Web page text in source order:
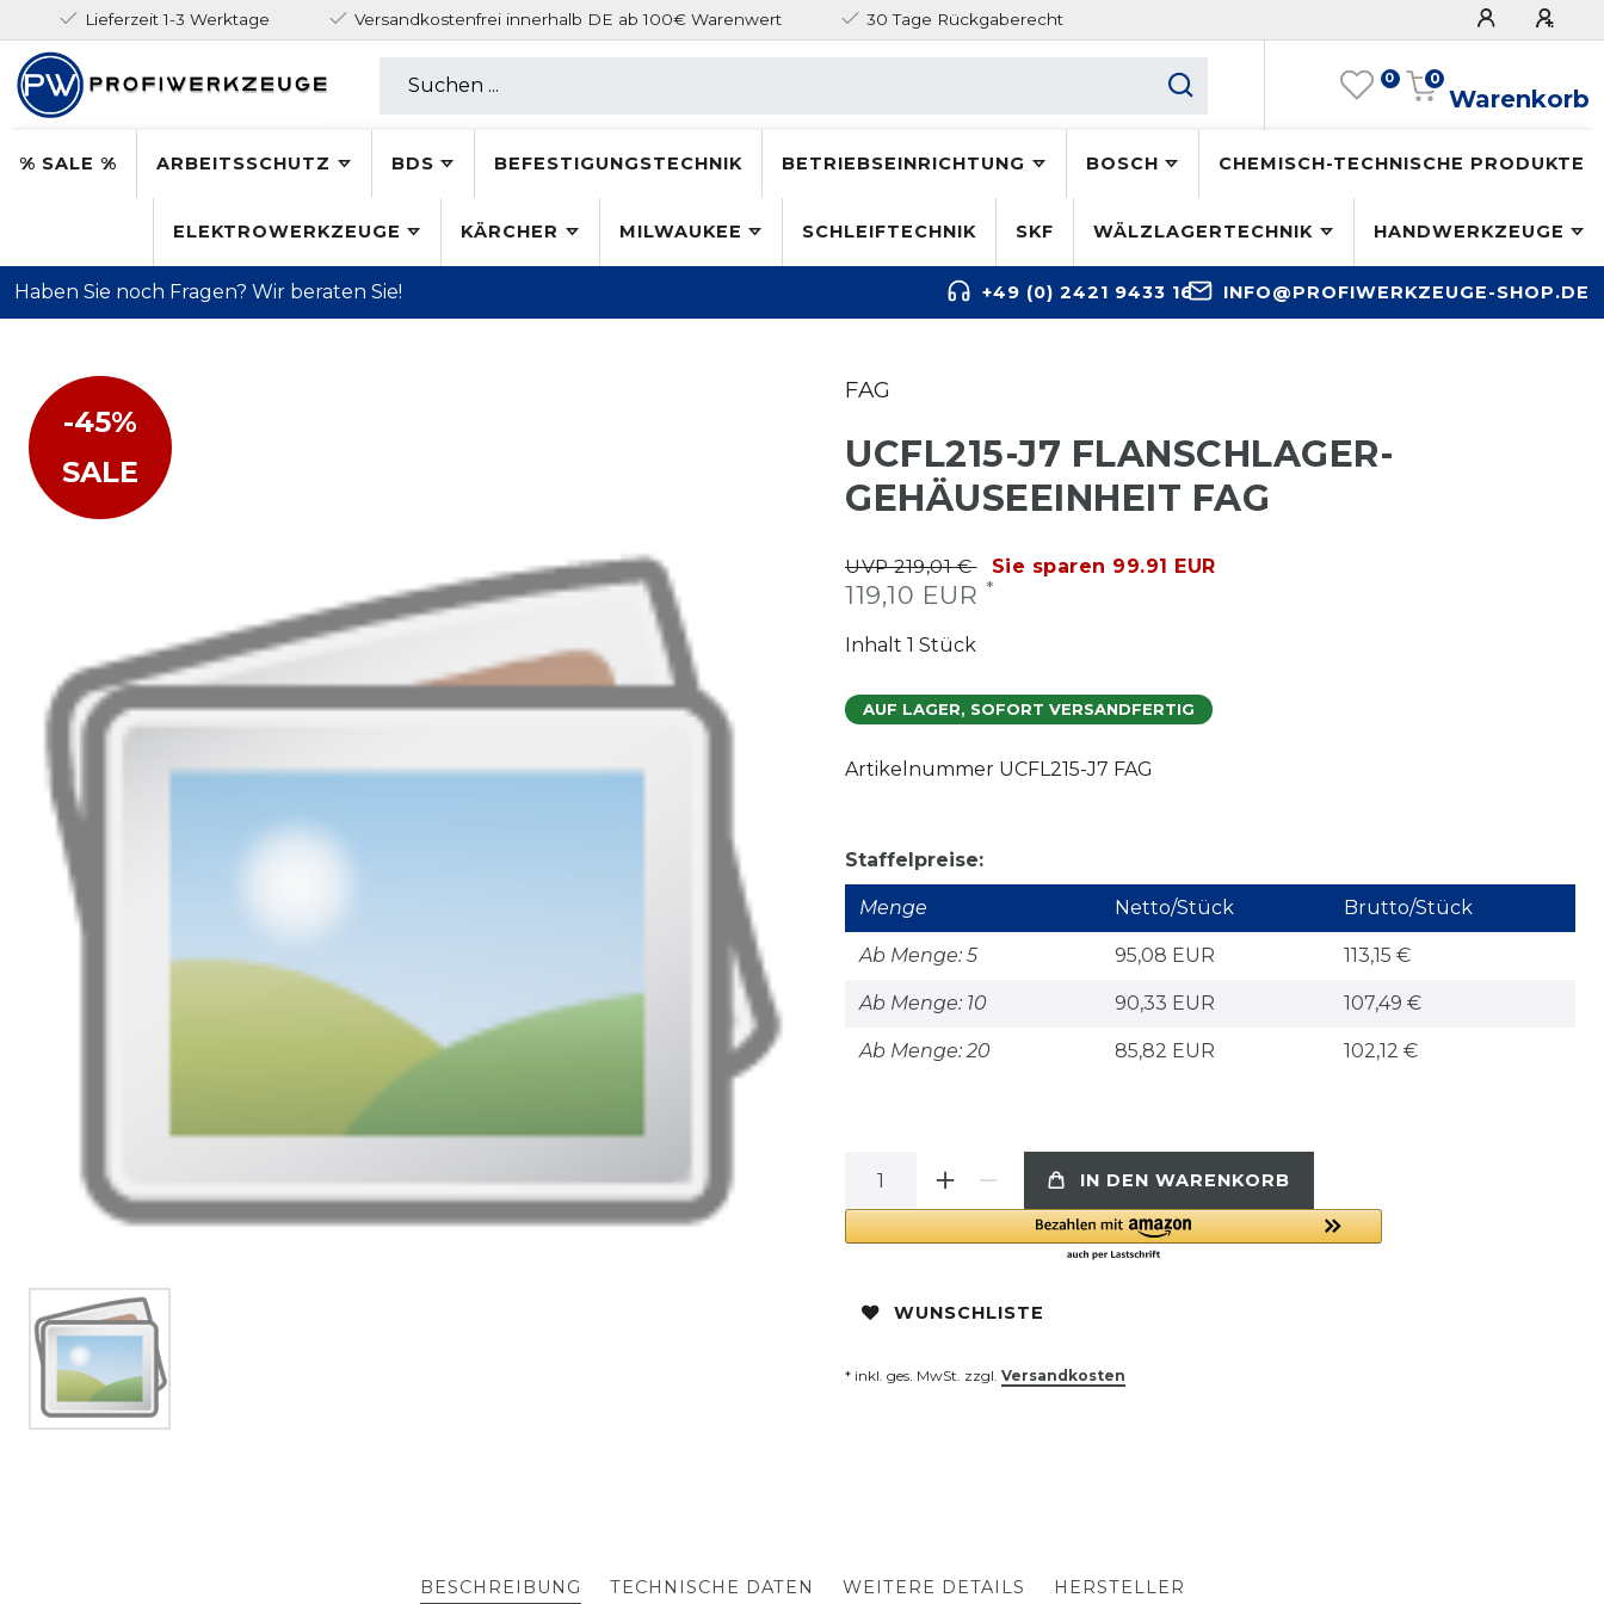
Lieferzeit 1-3 Werktage Versandkostenfrei innerhalb DE ab 100€ Warenwert 30 Tage Rückgaberecht
0
Warenkorb
0
% SALE % ARBEITSSCHUTZ BDS BEFESTIGUNGSTECHNIK BETRIEBSEINRICHTUNG BOSCH CHEMISCH-TECHNISCHE PRODUKTE
ELEKTROWERKZEUGE KÄRCHER MILWAUKEE SCHLEIFTECHNIK SKF WÄLZLAGERTECHNIK HANDWERKZEUGE
Haben Sie noch Fragen? Wir beraten Sie! +49 (0) 2421 9433 16 INFO@PROFIWERKZEUGE-SHOP.DE
-45%
SALE
FAG
UCFL215-J7 FLANSCHLAGER-
GEHÄUSEEINHEIT FAG
UVP 219,01 € Sie sparen 99.91 EUR
119,10 EUR *
Inhalt 1 Stück
AUF LAGER, SOFORT VERSANDFERTIG
Artikelnummer UCFL215-J7 FAG
Staffelpreise:
Menge Netto/Stück Brutto/Stück
Ab Menge: 5 95,08 EUR 113,15 €
Ab Menge: 10 90,33 EUR 107,49 €
Ab Menge: 20 85,82 EUR 102,12 €
IN DEN WARENKORB
WUNSCHLISTE
* inkl. ges. MwSt. zzgl. Versandkosten
BESCHREIBUNG TECHNISCHE DATEN WEITERE DETAILS HERSTELLER